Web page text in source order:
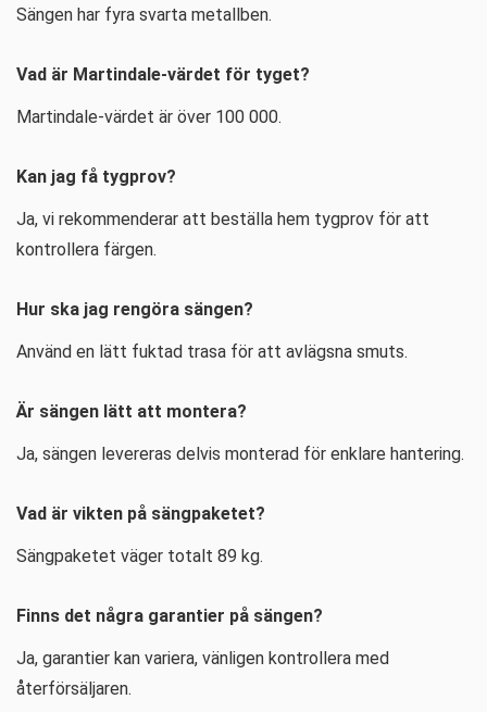
Sängen har fyra svarta metallben.
Vad är Martindale-värdet för tyget?
Martindale-värdet är över 100 000.
Kan jag få tygprov?
Ja, vi rekommenderar att beställa hem tygprov för att
kontrollera färgen.
Hur ska jag rengöra sängen?
Använd en lätt fuktad trasa för att avlägsna smuts.
Är sängen lätt att montera?
Ja, sängen levereras delvis monterad för enklare hantering.
Vad är vikten på sängpaketet?
Sängpaketet väger totalt 89 kg.
Finns det några garantier på sängen?
Ja, garantier kan variera, vänligen kontrollera med
återförsäljaren.